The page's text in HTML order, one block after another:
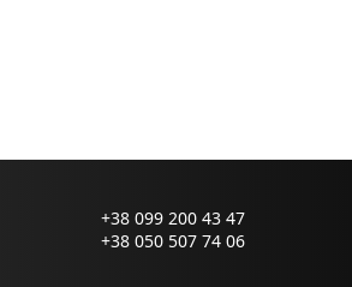
+38 099 200 43 47
+38 050 507 74 06